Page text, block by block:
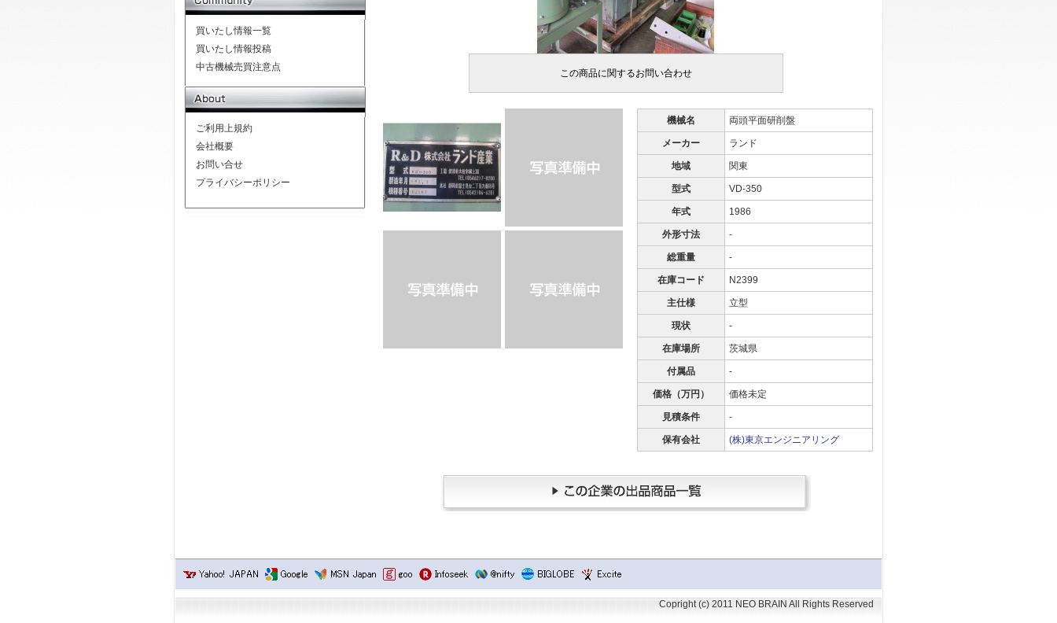
機械名 両頭平面研削盤
メーカー ランド
地域 関東
型式 VD-350
年式 1986
外形寸法 -
総重量 -
在庫コード N2399
主仕様 立型
現状 -
在庫場所 茨城県
付属品 -
価格（万円） 価格未定
見積条件 -
保有会社 (株)東京エンジニアリング
買いたし情報一覧
買いたし情報投稿
中古機械売買注意点
ご利用上規約
会社概要
お問い合せ
プライバシーポリシー
Copright (c) 2011 NEO BRAIN All Rights Reserved